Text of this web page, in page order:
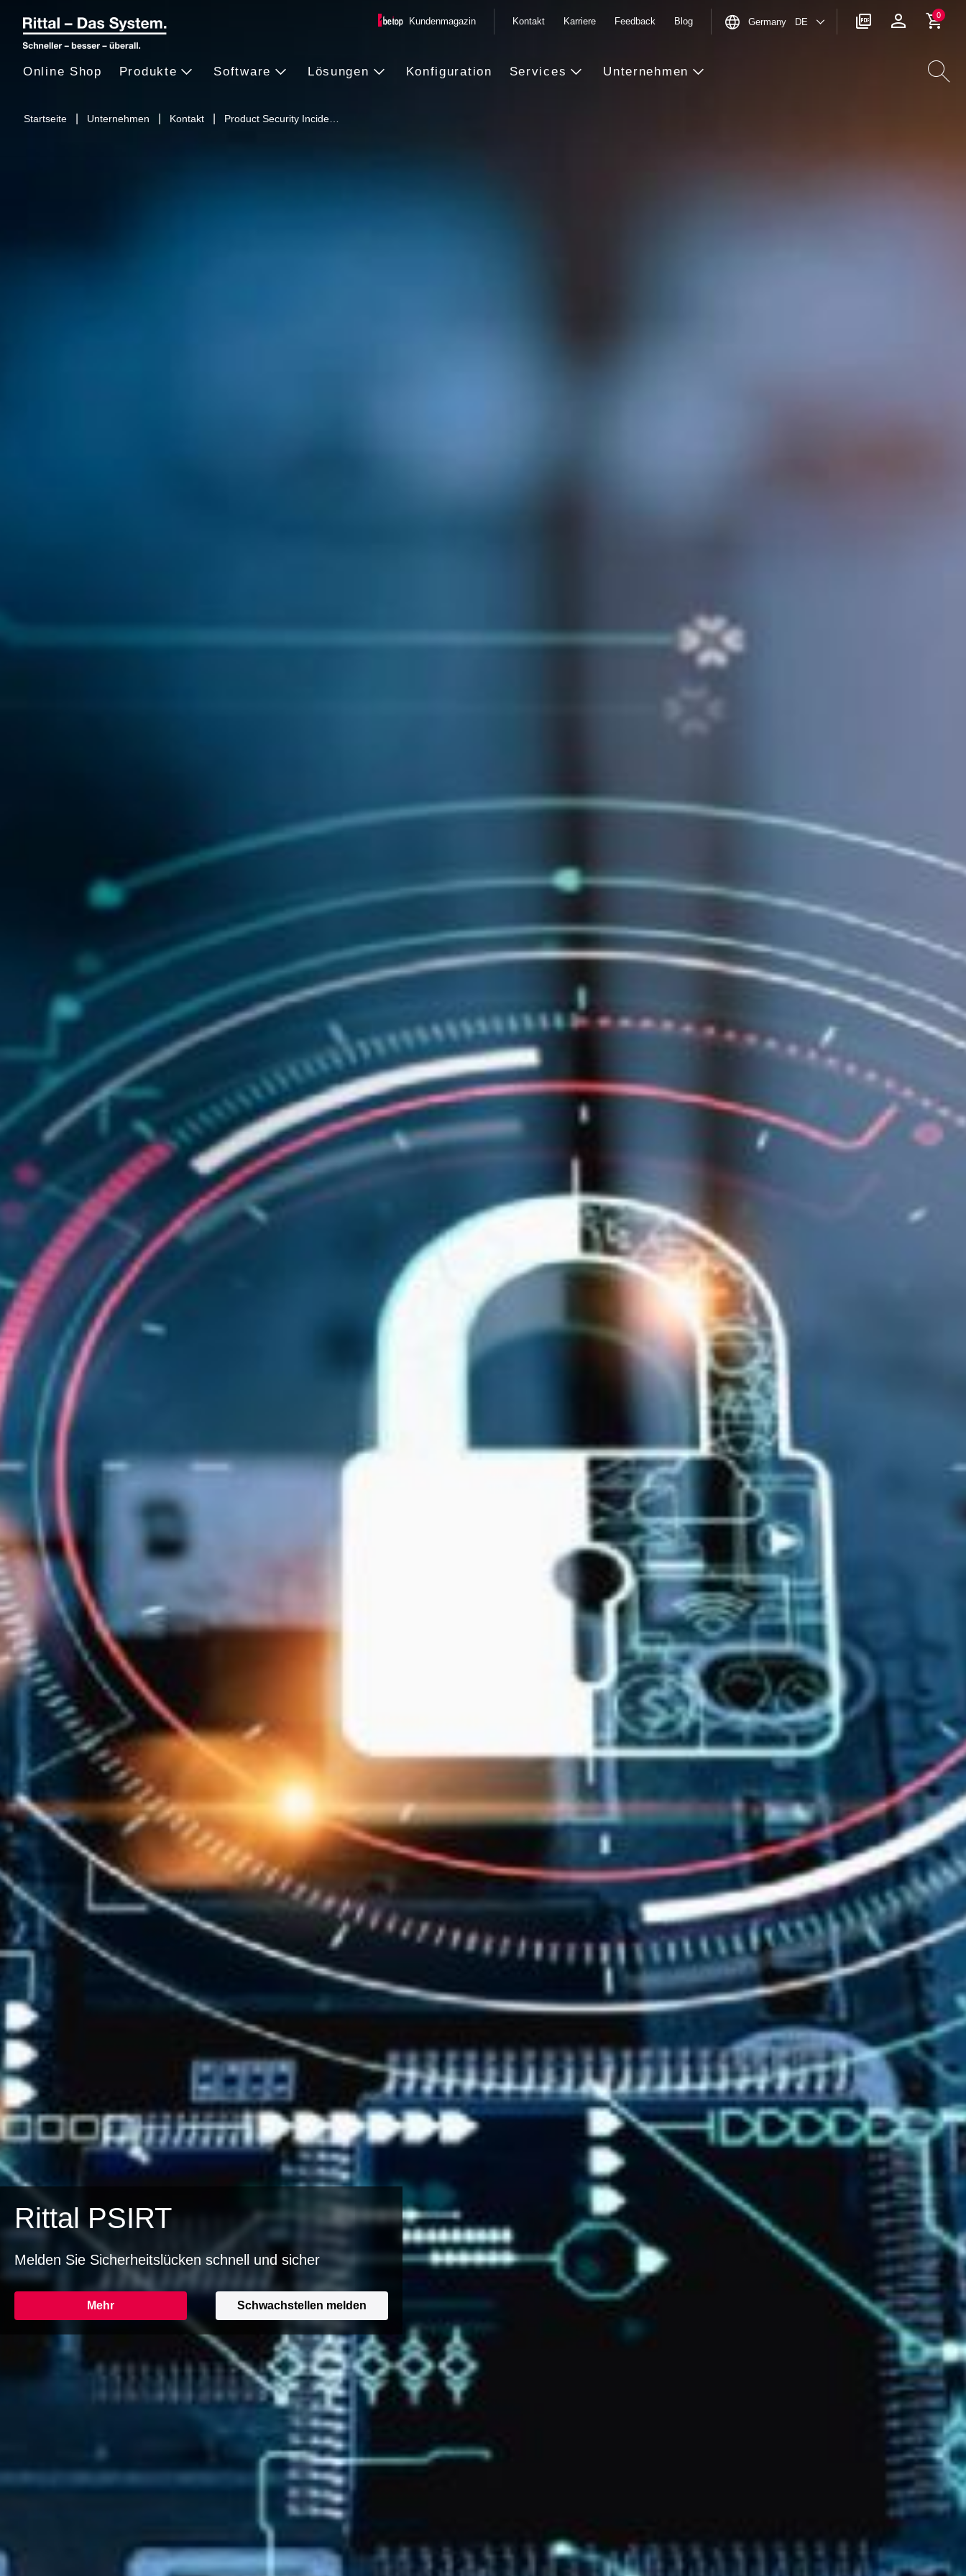
Startseite Unternehmen Kontakt Product Security Incide…
Online Shop Produkte Software Lösungen Konfiguration Services Unternehmen
Kundenmagazin Kontakt Karriere Feedback Blog Germany DE
0
Rittal PSIRT
Melden Sie Sicherheitslücken schnell und sicher
Mehr Schwachstellen melden